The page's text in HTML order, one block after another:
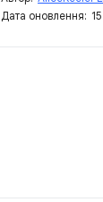
Дата оновлення: